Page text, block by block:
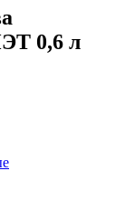
0,6 л